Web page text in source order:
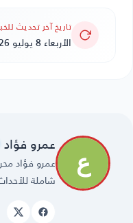
تاريخ آخر تحديث
الأربعاء 8 يوليو 2026 - 3:21 صباحًا
عمرو فؤاد
شاملة